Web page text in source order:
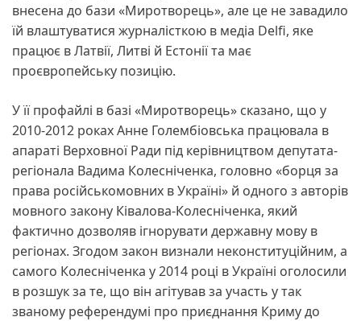
внесена до бази «Миротворець», але це не завадило
їй влаштуватися журналісткою в медіа Delfi, яке
працює в Латвії, Литві й Естонії та має
проєвропейську позицію.
У її профайлі в базі «Миротворець» сказано, що у
2010-2012 роках Анне Голембіовська працювала в
апараті Верховної Ради під керівництвом депутата-
регіонала Вадима Колесніченка, головно «борця за
права російськомовних в Україні» й одного з авторів
мовного закону Ківалова-Колесніченка, який
фактично дозволяв ігнорувати державну мову в
регіонах. Згодом закон визнали неконституційним, а
самого Колесніченка у 2014 році в Україні оголосили
в розшук за те, що він агітував за участь у так
званому референдумі про приєднання Криму до